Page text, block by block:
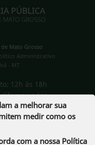
Mato Grosso
Administrativo
- MT
12h às 18h
a melhorar sua
medir como os
com a nossa Política